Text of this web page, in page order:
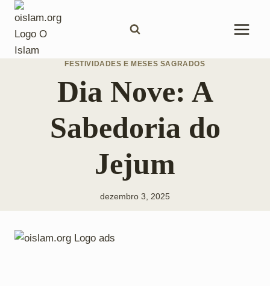
Pular
para
Conteúdo
FESTIVIDADES E MESES SAGRADOS
Dia Nove: A
Sabedoria do
Jejum
dezembro 3, 2025